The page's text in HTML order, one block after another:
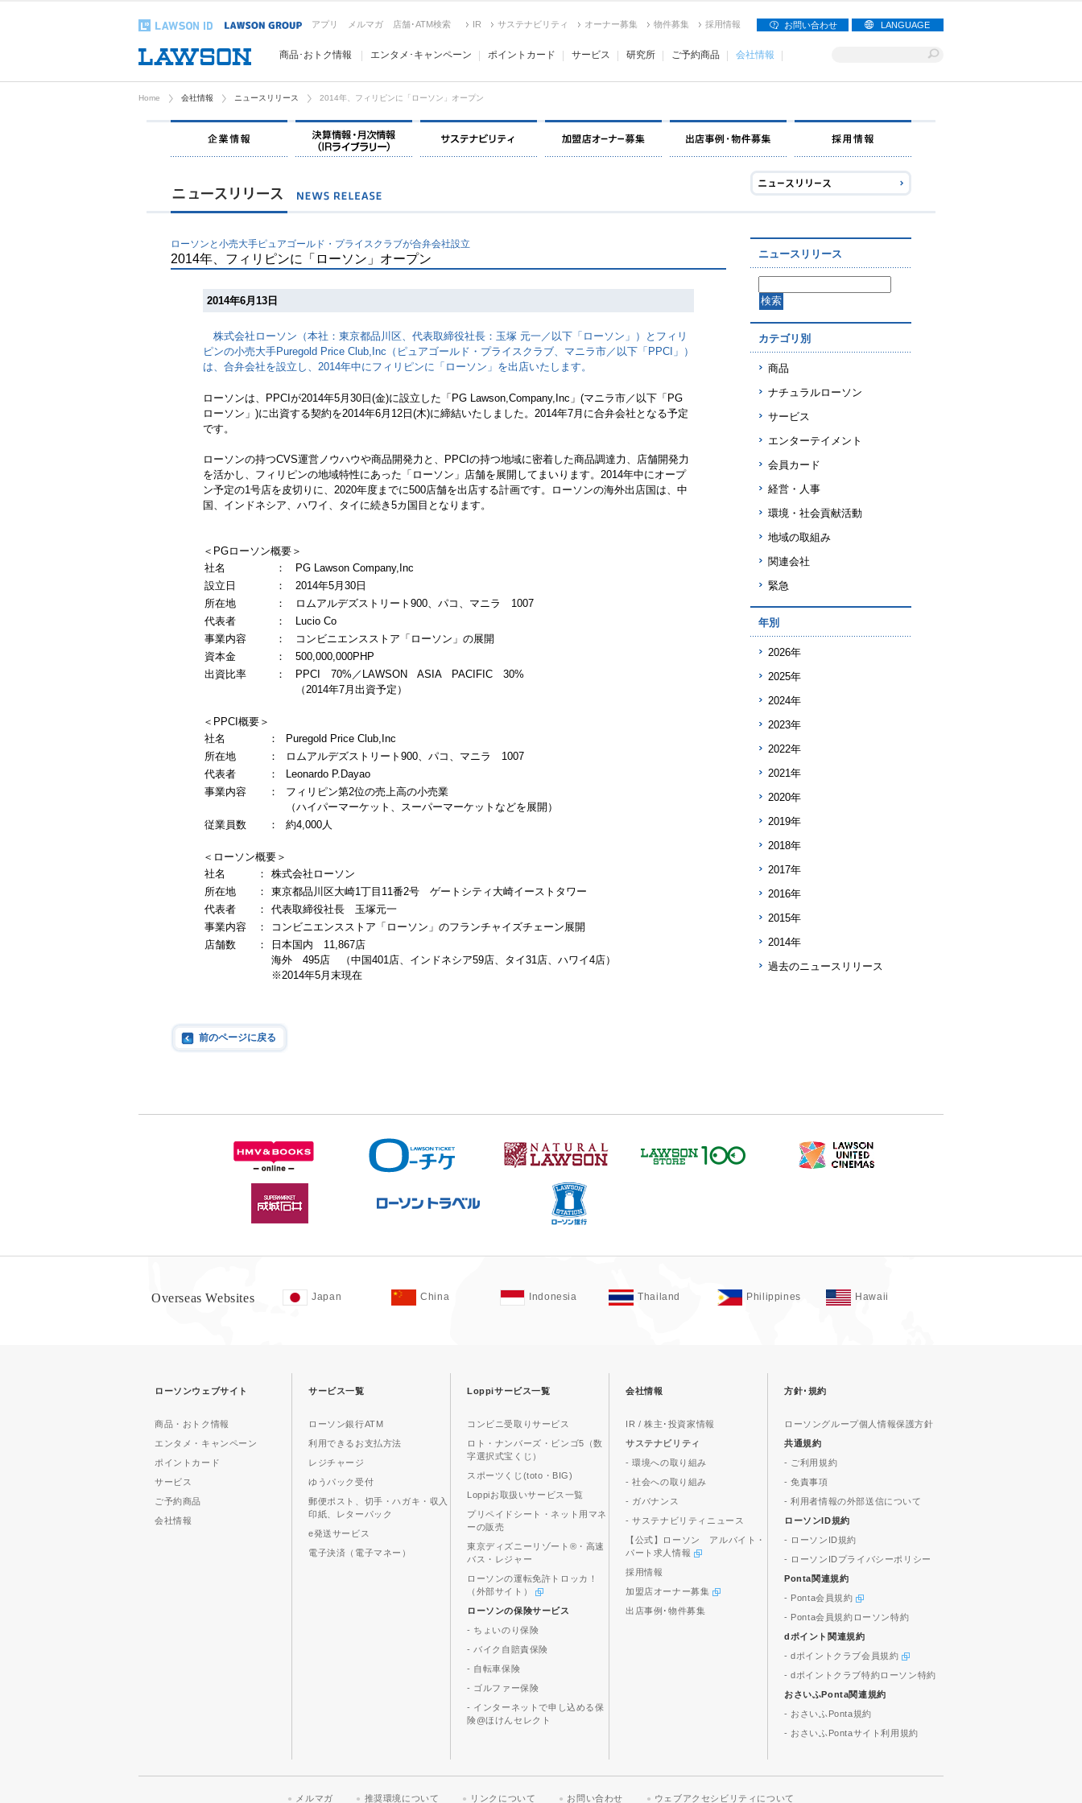
アプリ メルマガ 店舗･ATM検索 IR サステナビリティ オーナー募集 物件募集 採用情報 お問い合わせ LANGUAGE
商品･おトク情報 エンタメ･キャンペーン ポイントカード サービス 研究所 ご予約商品 会社情報
Home 会社情報 ニュースリリース 2014年、フィリピンに「ローソン」オープン
企業情報
ローソンと小売大手ピュアゴールド・プライスクラブが合弁会社設立
2014年、フィリピンに「ローソン」オープン
2014年6月13日
株式会社ローソン（本社：東京都品川区、代表取締役社長：玉塚 元一／以下「ローソン」）とフィリ
ピンの小売大手Puregold Price Club,Inc（ピュアゴールド・プライスクラブ、マニラ市／以下「PPCI」）
は、合弁会社を設立し、2014年中にフィリピンに「ローソン」を出店いたします。
ローソンは、PPCIが2014年5月30日(金)に設立した「PG Lawson,Company,Inc」(マニラ市／以下「PG
ローソン」)に出資する契約を2014年6月12日(木)に締結いたしました。2014年7月に合弁会社となる予定
です。
ローソンの持つCVS運営ノウハウや商品開発力と、PPCIの持つ地域に密着した商品調達力、店舗開発力
を活かし、フィリピンの地域特性にあった「ローソン」店舗を展開してまいります。2014年中にオープ
ン予定の1号店を皮切りに、2020年度までに500店舗を出店する計画です。ローソンの海外出店国は、中
国、インドネシア、ハワイ、タイに続き5カ国目となります。
＜PGローソン概要＞
社名
：
PG Lawson Company,Inc
設立日
：
2014年5月30日
所在地
：
ロムアルデズストリート900、パコ、マニラ 1007
代表者
：
Lucio Co
事業内容
：
コンビニエンスストア「ローソン」の展開
資本金
：
500,000,000PHP
出資比率
：
PPCI 70%／LAWSON ASIA PACIFIC 30%
（2014年7月出資予定）
＜PPCI概要＞
社名
：
Puregold Price Club,Inc
所在地
：
ロムアルデズストリート900、パコ、マニラ 1007
代表者
：
Leonardo P.Dayao
事業内容
：
フィリピン第2位の売上高の小売業
（ハイパーマーケット、スーパーマーケットなどを展開）
従業員数
： 約4,000人
＜ローソン概要＞
社名
：
株式会社ローソン
所在地
：
東京都品川区大崎1丁目11番2号 ゲートシティ大崎イーストタワー
代表者
：
代表取締役社長 玉塚元一
事業内容
：
コンビニエンスストア「ローソン」のフランチャイズチェーン展開
店舗数
：
日本国内 11,867店
海外 495店 （中国401店、インドネシア59店、タイ31店、ハワイ4店）
※2014年5月末現在
前のページに戻る
ニュースリリース
カテゴリ別
商品
ナチュラルローソン
サービス
エンターテイメント
会員カード
経営・人事
環境・社会貢献活動
地域の取組み
関連会社
緊急
年別
2026年
2025年
2024年
2023年
2022年
2021年
2020年
2019年
2018年
2017年
2016年
2015年
2014年
過去のニュースリリース
Overseas Websites Japan China Indonesia Thailand Philippines Hawaii
ローソンウェブサイト
商品・おトク情報
エンタメ・キャンペーン
ポイントカード
サービス
ご予約商品
会社情報
サービス一覧
ローソン銀行ATM
利用できるお支払方法
レジチャージ
ゆうパック受付
郵便ポスト、切手・ハガキ・収入
印紙、レターパック
e発送サービス
電子決済（電子マネー）
Loppiサービス一覧
コンビニ受取りサービス
ロト・ナンバーズ・ビンゴ5（数
字選択式宝くじ）
スポーツくじ(toto・BIG)
Loppiお取扱いサービス一覧
プリペイドシート・ネット用マネ
ーの販売
東京ディズニーリゾート®・高速
バス・レジャー
ローソンの運転免許トロッカ！
（外部サイト）
ローソンの保険サービス
- ちょいのり保険
- バイク自賠責保険
- 自転車保険
- ゴルファー保険
- インターネットで申し込める保
険@ほけんセレクト
会社情報
IR / 株主･投資家情報
サステナビリティ
- 環境への取り組み
- 社会への取り組み
- ガバナンス
- サステナビリティニュース
【公式】ローソン アルバイト・
パート求人情報
採用情報
加盟店オーナー募集
出店事例･物件募集
方針･規約
ローソングループ個人情報保護方針
共通規約
- ご利用規約
- 免責事項
- 利用者情報の外部送信について
ローソンID規約
- ローソンID規約
- ローソンIDプライバシーポリシー
Ponta関連規約
- Ponta会員規約
- Ponta会員規約ローソン特約
dポイント関連規約
- dポイントクラブ会員規約
- dポイントクラブ特約ローソン特約
おさいふPonta関連規約
- おさいふPonta規約
- おさいふPontaサイト利用規約
メルマガ 推奨環境について リンクについて お問い合わせ ウェブアクセシビリティについて